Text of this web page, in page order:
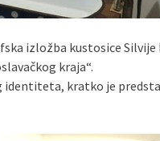
izložba kustosice
kraja“.
kratko je